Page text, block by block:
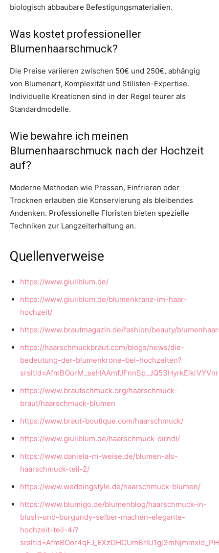
biologisch abbaubare Befestigungsmaterialien.
Was kostet professioneller
Blumenhaarschmuck?
Die Preise variieren zwischen 50€ und 250€, abhängig
von Blumenart, Komplexität und Stilisten-Expertise.
Individuelle Kreationen sind in der Regel teurer als
Standardmodelle.
Wie bewahre ich meinen
Blumenhaarschmuck nach der Hochzeit
auf?
Moderne Methoden wie Pressen, Einfrieren oder
Trocknen erlauben die Konservierung als bleibendes
Andenken. Professionelle Floristen bieten spezielle
Techniken zur Langzeiterhaltung an.
Quellenverweise
https://www.giuliblum.de/
https://www.giuliblum.de/blumenkranz-im-haar-
hochzeit/
https://www.brautmagazin.de/fashion/beauty/
https://haarschmuckbraut.com/blogs/news/die-
bedeutung-der-blumenkrone-bei-hochzeiten?
https://www.brautschmuck.org/haarschmuck-
braut/haarschmuck-blumen
https://www.braut-boutique.com/haarschmuck/
https://www.giuliblum.de/haarschmuck-dirndl/
https://www.daniela-m-weise.de/blumen-als-
haarschmuck-teil-2/
https://www.weddingstyle.de/haarschmuck-blumen/
https://www.blumigo.de/blumenblog/haarschmuck-in-
blush-und-burgundy-selber-machen-elegante-
hochzeit-teil-4/?